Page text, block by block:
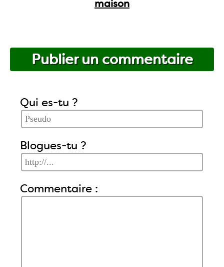
maison
Publier un commentaire
Qui es-tu ?
Blogues-tu ?
Commentaire :